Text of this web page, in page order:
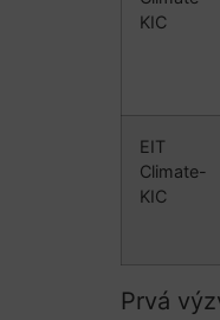
KIC
EIT
Climate-
KIC
Prvá